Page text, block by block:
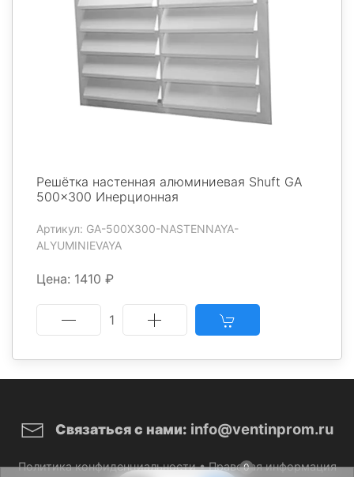
0
Решётка настенная алюминиевая Shuft GA
500x300 Инерционная
Артикул: GA-500X300-NASTENNAYA-
ALYUMINIEVAYA
Цена: 1410 ₽
1
Связаться с нами: info@ventinprom.ru
Политика конфиденциальности•Правовая информация